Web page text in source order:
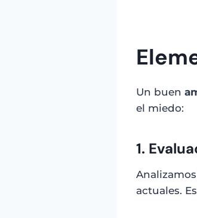
Un buen
el miedo:
1.
actuales.